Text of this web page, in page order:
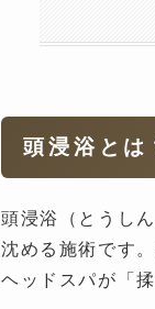
頭浸浴とは
頭浸浴（とうし
沈める施術です
ヘッドスパが「